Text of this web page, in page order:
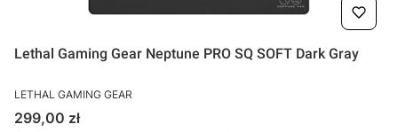
Lethal Gaming Gear Neptune PRO SQ SOFT Dark Gray
PRODUCENT
LETHAL GAMING GEAR
Cena
299,00 zł